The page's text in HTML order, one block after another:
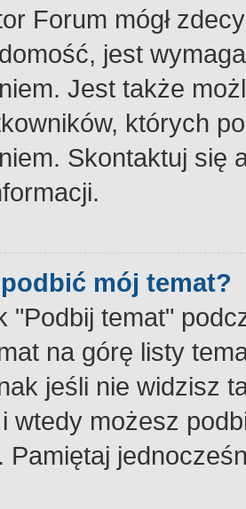
Forum mógł
jest
Jest także
których
Skontaktuj się
mój temat?
"Podbij temat"
na górę listy
jeśli nie widzisz
i wtedy możesz
Pamiętaj